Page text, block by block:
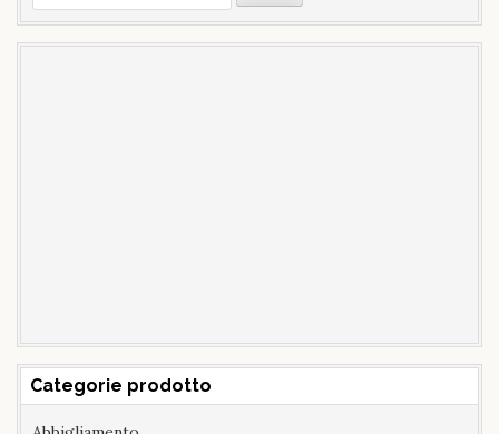
per:
Categorie prodotto